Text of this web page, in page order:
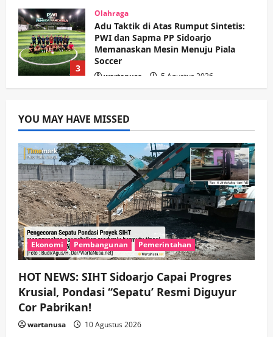
wartanusa
3
Olahraga
Adu Taktik di Atas Rumput Sintetis:
PWI dan Sapma PP Sidoarjo
Memanaskan Mesin Menuju Piala
Soccer
wartanusa 5 Agustus 2026
4
Tumplek Blek di Bazar Rakyat Jalan
Jambu, Borong Kuliner UMKM Sambil
Nonton Jaranan!
wartanusa 4 Agustus 2026
5
Keagamaan Pemerintahan
Pemkab Sidoarjo & Muhammadiyah
Sinergi Permudah Perizinan, Wakaf,
hingga Hibah
wartanusa 4 Agustus 2026
YOU MAY HAVE MISSED
Ekonomi Pembangunan Pemerintahan
HOT NEWS: SIHT Sidoarjo Capai Progres
Krusial, Pondasi “Sepatu’ Resmi Diguyur
Cor Pabrikan!
wartanusa 10 Agustus 2026